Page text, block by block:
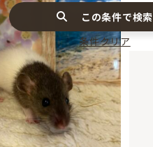
この条件で検索
条件クリア